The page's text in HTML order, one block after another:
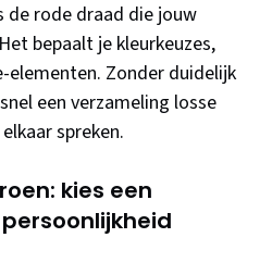
de rode draad die jouw
bepaalt je kleurkeuzes,
Zonder duidelijk
een verzameling losse
spreken.
kies een